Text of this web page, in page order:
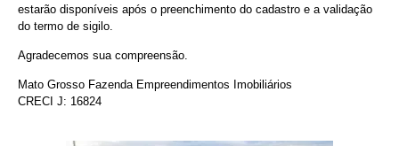
estarão disponíveis após o preenchimento do cadastro e a validação
do termo de sigilo.
Agradecemos sua compreensão.
Mato Grosso Fazenda Empreendimentos Imobiliários
CRECI J: 16824